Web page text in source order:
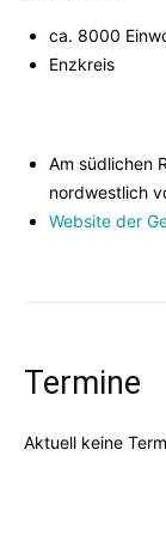
ca. 8000
Enzkreis
Am südlichen
nordwestlich
Website der
Termine
Aktuell keine